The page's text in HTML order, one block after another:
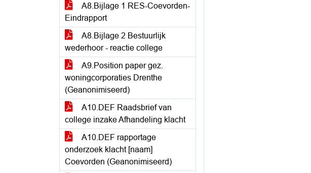
A8.Bijlage 1 RES-Coevorden-
Eindrapport
A8.Bijlage 2 Bestuurlijk
wederhoor - reactie college
A9.Position paper gez.
woningcorporaties Drenthe
(Geanonimiseerd)
A10.DEF Raadsbrief van
college inzake Afhandeling klacht
A10.DEF rapportage
onderzoek klacht [naam]
Coevorden (Geanonimiseerd)